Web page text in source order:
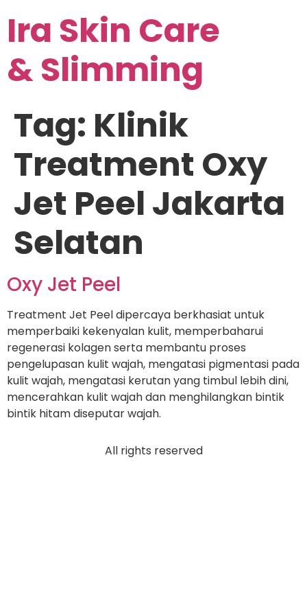
Ira Skin Care
& Slimming
Tag: Klinik
Treatment Oxy
Jet Peel Jakarta
Selatan
Oxy Jet Peel
Treatment Jet Peel dipercaya berkhasiat untuk
memperbaiki kekenyalan kulit, memperbaharui
regenerasi kolagen serta membantu proses
pengelupasan kulit wajah, mengatasi pigmentasi pada
kulit wajah, mengatasi kerutan yang timbul lebih dini,
mencerahkan kulit wajah dan menghilangkan bintik
bintik hitam diseputar wajah.
All rights reserved